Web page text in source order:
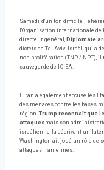
Samedi, d'un ton difficile,
l'Organisation internationale
directeur général,
Diplomate
dictets de Tel Aviv. Israël, qui a
non-prolifération (TNP / NPT), il
sauvegarde de l'OIEA.
L'Iran a également accusé les
des menaces contre les bases
région.Trump reconnaît que
attaques mais son
israélienne, la décrivant
Washington ait joué un rôle de
attaques iraniennes.